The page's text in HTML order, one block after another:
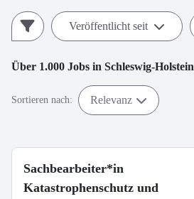
Veröffentlicht seit
Über 1.000 Jobs in Schleswig-Holstein
Sortieren nach: Relevanz
Sachbearbeiter*in
Katastrophenschutz und